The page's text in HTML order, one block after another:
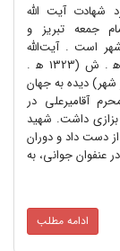
آیت الله
جمعه تبریز و
است . آیت‌الله
مدنی در سال 1293 ه‍ . ش (1323 ه‍ .
دیده به جهان
آقامیر‌علی در
داشت. شهید
خود را از دست داد و دوران
جوانی، به
ادامه مطلب